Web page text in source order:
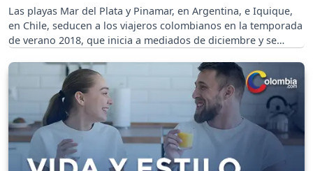
Las playas Mar del Plata y Pinamar, en Argentina, e Iquique,
en Chile, seducen a los viajeros colombianos en la temporada
de verano 2018, que inicia a mediados de diciembre y se